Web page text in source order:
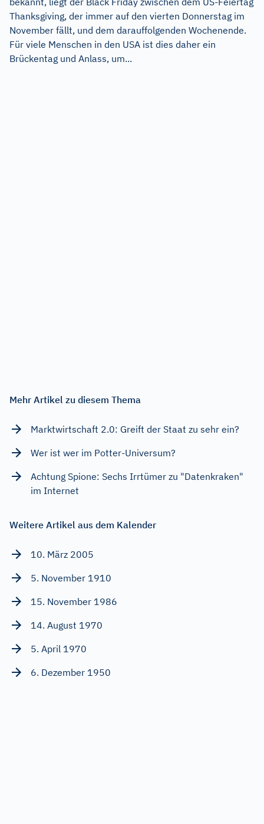
Thanksgiving, der immer auf den vierten Donnerstag im
November fällt, und dem darauffolgenden Wochenende.
Für viele Menschen in den USA ist dies daher ein
Brückentag und Anlass, um...
Mehr Artikel zu diesem Thema
Marktwirtschaft 2.0: Greift der Staat zu sehr ein?
Wer ist wer im Potter-Universum?
Achtung Spione: Sechs Irrtümer zu "Datenkraken"
im Internet
Weitere Artikel aus dem Kalender
10. März 2005
5. November 1910
15. November 1986
14. August 1970
5. April 1970
6. Dezember 1950